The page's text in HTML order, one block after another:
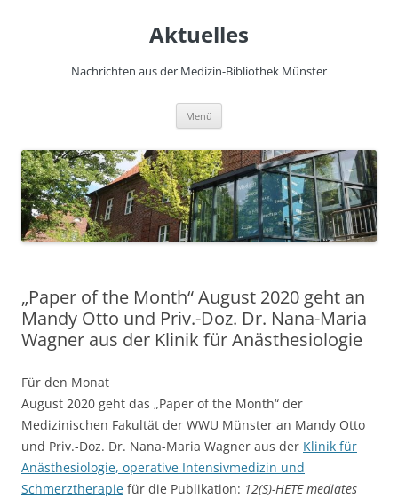
Aktuelles
Nachrichten aus der Medizin-Bibliothek Münster
Menü
„Paper of the Month“ August 2020 geht an
Mandy Otto und Priv.-Doz. Dr. Nana-Maria
Wagner aus der Klinik für Anästhesiologie
Für den Monat
August 2020 geht das „Paper of the Month“ der
Medizinischen Fakultät der WWU Münster an Mandy Otto
und Priv.-Doz. Dr. Nana-Maria Wagner aus der Klinik für
Anästhesiologie, operative Intensivmedizin und
Schmerztherapie für die Publikation: 12(S)-HETE mediates